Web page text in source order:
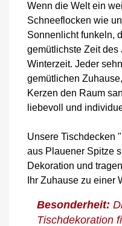
Wenn die Welt ein
Schneeflocken wie
Sonnenlicht funkeln,
gemütlichste Zeit des
Winterzeit. Jeder
gemütlichen
Kerzen den Raum
liebevoll und
Unsere Tischdecken
aus Plauener Spitze
Dekoration und
Ihr Zuhause zu einer
Besonderheit:
Tischdekoration